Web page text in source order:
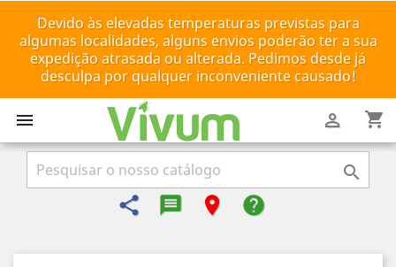
Devido às elevadas temperaturas previstas para
algumas localidades, alguns envios poderão ter a sua
expedição atrasada ou alterada. Pedimos desde já
desculpa por qualquer inconveniente causado!
 shopping_cart


share message-reply-text
room help